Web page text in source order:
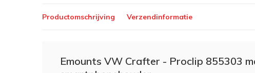
Productomschrijving Verzendinformatie
Emounts VW Crafter - Proclip 855303